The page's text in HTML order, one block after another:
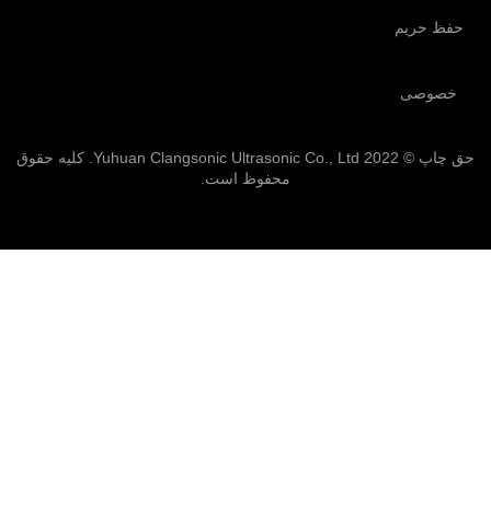
حفظ حریم
خصوصی
حق چاپ © 2022 Yuhuan Clangsonic Ultrasonic Co., Ltd. کلیه حقوق
محفوظ است.